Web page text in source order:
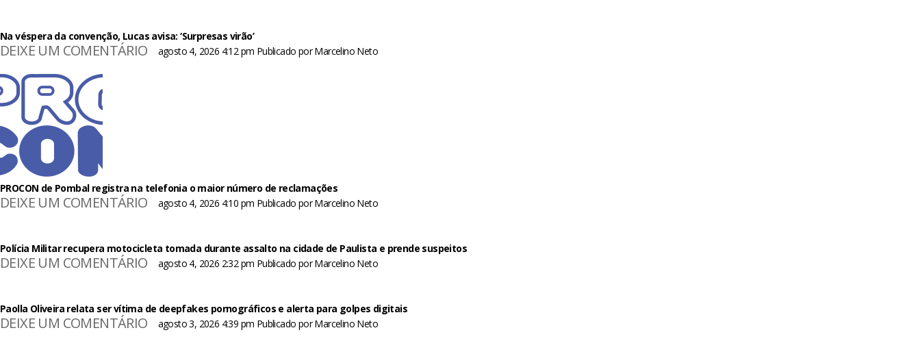
Na véspera da convenção, Lucas avisa: ‘Surpresas virão’
agosto 4, 2026 4:12 pm Publicado porMarcelino Neto
DEIXE UM COMENTÁRIO
PROCON de Pombal registra na telefonia o maior número de reclamações
agosto 4, 2026 4:10 pm Publicado porMarcelino Neto
DEIXE UM COMENTÁRIO
Polícia Militar recupera motocicleta tomada durante assalto na cidade de Paulista e prende suspeitos
agosto 4, 2026 2:32 pm Publicado porMarcelino Neto
DEIXE UM COMENTÁRIO
Paolla Oliveira relata ser vítima de deepfakes pornográficos e alerta para golpes digitais
agosto 3, 2026 4:39 pm Publicado porMarcelino Neto
DEIXE UM COMENTÁRIO